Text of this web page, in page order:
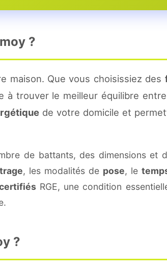
?
maison. Que vous choisissiez des
à trouver le meilleur équilibre
de votre domicile et
de battants, des dimensions et
, les modalités de pose, le
RGE, une condition
?